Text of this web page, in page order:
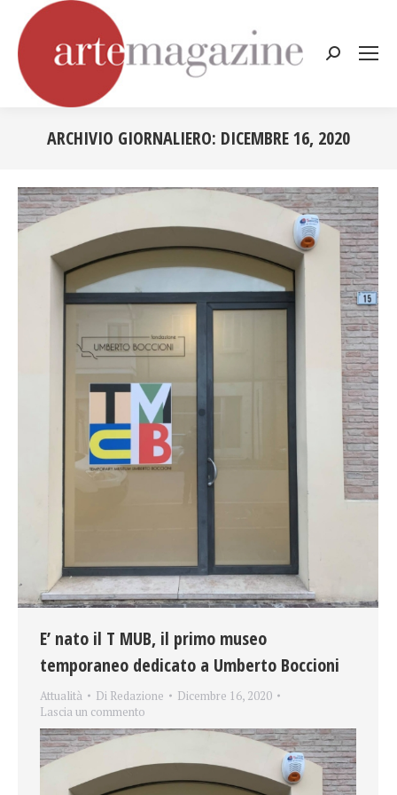
Cerca:
ARCHIVIO GIORNALIERO: DICEMBRE 16, 2020
E’ nato il T MUB, il primo museo
temporaneo dedicato a Umberto Boccioni
Attualità Di Redazione
Dicembre 16, 2020
Lascia un commento